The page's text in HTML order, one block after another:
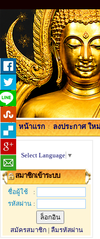
หน้าแรก : ลงประกาศ ให
Select Language ▼
สมาชิกเข้าระบบ
ชื่อผู้ใช้
:
รหัสผ่าน :
สมัครสมาชิก | ลืมรหัสผ่าน